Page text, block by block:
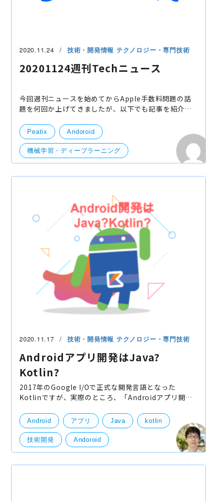
2020.11.24 技術・開発情報 テクノロジー・専門技術
20201124週刊Techニュース
今回週刊ニュースを始めてからApple手数料問題の話
題を何回か上げてきましたが、以下でも記事を紹介し
げることを発表しました。 これだけ問題になっていた
対策か
Peatix Andoroid
機械学習・ディープラーニング
Intel GCP Big Sur
Apple 手数料 API Level
2020.11.17 技術・開発情報 テクノロジー・専門技術
Androidアプリ開発はJava?
Kotlin?
2017年のGoogle I/Oで正式な開発言語となった
Kotlinですが、実際のところ、「Androidアプリ開発
ちが開発しやすいのか？」を記事にしたいと思いま
す。※Kotlinがどん
Android アプリ Java kotlin
技術開発 Andoroid